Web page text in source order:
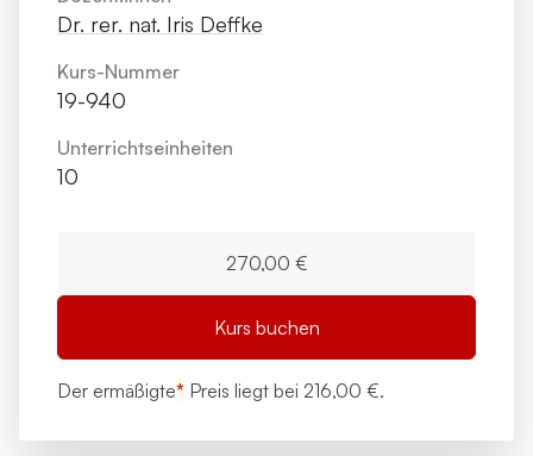
Dr. rer. nat. Iris Deffke
Kurs-Nummer
19-940
Unterrichts­einheiten
10
270,00 €
Kurs buchen
Der ermäßigte* Preis liegt bei 216,00 €.